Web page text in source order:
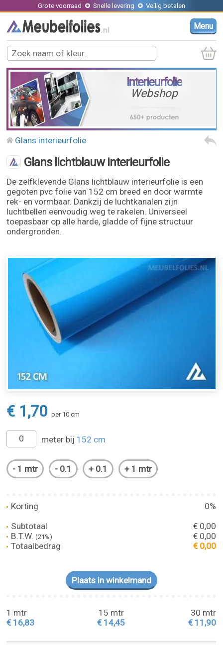
Grote voorraad Snelle levering Veilig betalen
Menu
Interieurfolie
Webshop
Glans interieurfolie
Glans lichtblauw interieurfolie
De zelfklevende Glans lichtblauw interieurfolie is een
gegoten pvc folie van 152 cm breed en door warmte
rek- en vormbaar. Dankzij de luchtkanalen zijn
luchtbellen eenvoudig weg te rakelen. Universeel
toepasbaar op alle harde, gladde of fijne structuur
ondergronden.
€ 1,70 per 10 cm
meter bij 152 cm
Korting
0%
Subtotaal
€ 0,00
B.T.W.(21%)
€ 0,00
Totaalbedrag
€ 0,00
1 mtr
€ 16,83
15 mtr
€ 14,45
30 mtr
€ 11,90